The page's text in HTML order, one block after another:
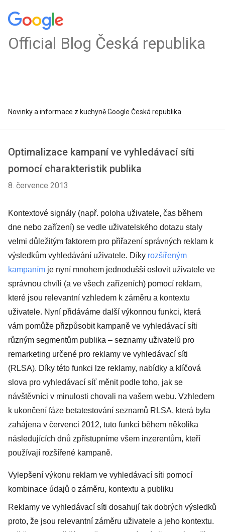
Official Blog Česká republika
Novinky a informace z kuchyně Google Česká republika
Optimalizace kampaní ve vyhledávací síti
pomocí charakteristik publika
8. července 2013
Kontextové signály (např. poloha uživatele, čas během
dne nebo zařízení) se vedle uživatelského dotazu staly
velmi důležitým faktorem pro přiřazení správných reklam k
výsledkům vyhledávání uživatele. Díky rozšířeným
kampaním je nyní mnohem jednodušší oslovit uživatele ve
správnou chvíli (a ve všech zařízeních) pomocí reklam,
které jsou relevantní vzhledem k záměru a kontextu
uživatele. Nyní přidáváme další výkonnou funkci, která
vám pomůže přizpůsobit kampaně ve vyhledávací síti
různým segmentům publika – seznamy uživatelů pro
remarketing určené pro reklamy ve vyhledávací síti
(RLSA). Díky této funkci lze reklamy, nabídky a klíčová
slova pro vyhledávací síť měnit podle toho, jak se
návštěvníci v minulosti chovali na vašem webu. Vzhledem
k ukončení fáze betatestování seznamů RLSA, která byla
zahájena v červenci 2012, tuto funkci během několika
následujících dnů zpřístupníme všem inzerentům, kteří
používají rozšířené kampaně.
Vylepšení výkonu reklam ve vyhledávací síti pomocí
kombinace údajů o záměru, kontextu a publiku
Reklamy ve vyhledávací síti dosahují tak dobrých výsledků
proto, že jsou relevantní záměru uživatele a jeho kontextu.